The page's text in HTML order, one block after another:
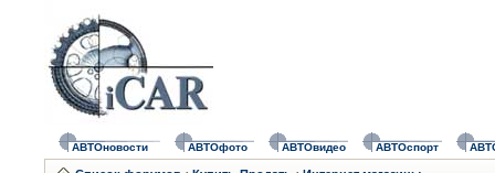
АВТОновости АВТОфото АВТОвидео АВТОспорт